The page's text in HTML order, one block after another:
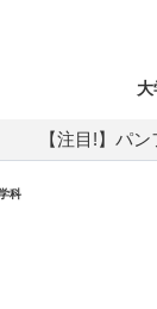
【注目!】パ
科